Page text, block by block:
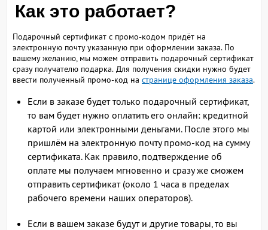
Как это работает?
Подарочный сертификат с промо-кодом придёт на
электронную почту указанную при оформлении заказа. По
вашему желанию, мы можем отправить подарочный сертификат
сразу получателю подарка. Для получения скидки нужно будет
ввести полученный промо-код на странице оформления заказа.
Если в заказе будет только подарочный сертификат,
то вам будет нужно оплатить его онлайн: кредитной
картой или электронными деньгами. После этого мы
пришлём на электронную почту промо-код на сумму
сертификата. Как правило, подтверждение об
оплате мы получаем мгновенно и сразу же сможем
отправить сертификат (около 1 часа в пределах
рабочего времени наших операторов).
Если в вашем заказе будут и другие товары, то вы